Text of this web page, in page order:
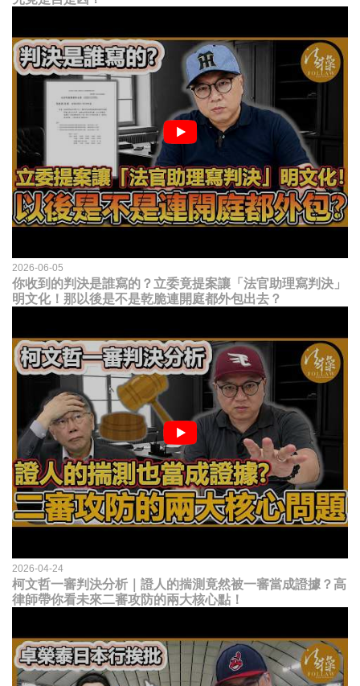
2026-06-05
你收到的判決是誰寫的？立委竟提案讓「法官助理寫判決」
明文化！那以後是不是乾脆連開庭都外包出去？
2026-04-24
柯文哲一審判決分析｜證人的揣測竟然被一審當成證據？高
律師帶你看未來二審攻防的兩大核心點！